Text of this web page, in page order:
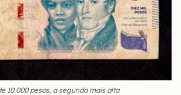
10.000 pesos, a segunda mais alta